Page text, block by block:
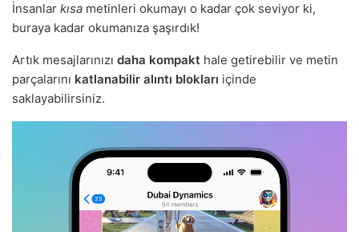
İnsanlar kısa metinleri okumayı o kadar çok seviyor ki,
buraya kadar okumanıza şaşırdık!
Artık mesajlarınızı daha kompakt hale getirebilir ve metin
parçalarını katlanabilir alıntı blokları içinde
saklayabilirsiniz.